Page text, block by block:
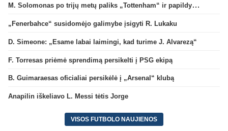
M. Solomonas po trijų metų paliks „Tottenham“ ir papildys „West Ham“ klubą
„Fenerbahce“ susidomėjo galimybe įsigyti R. Lukaku
D. Simeone: „Esame labai laimingi, kad turime J. Alvarezą“
F. Torresas priėmė sprendimą persikelti į PSG ekipą
B. Guimaraesas oficialiai persikėlė į „Arsenal“ klubą
Anapilin iškeliavo L. Messi tėtis Jorge
VISOS FUTBOLO NAUJIENOS